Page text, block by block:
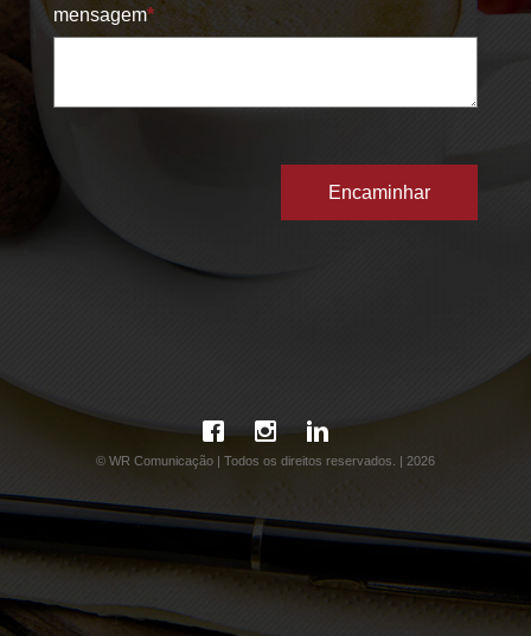
mensagem*
© WR Comunicação | Todos os direitos reservados. | 2026